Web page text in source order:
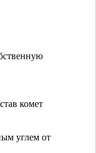
комет
углем от